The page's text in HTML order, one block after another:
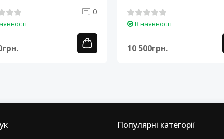
0
В наявності
10 500грн.
Популярні категорії